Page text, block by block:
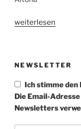
„Exerzitien
in
Hamburg“
weiterlesen
NEWSLETTER
Ich stimme
Die Email-
Newsletters